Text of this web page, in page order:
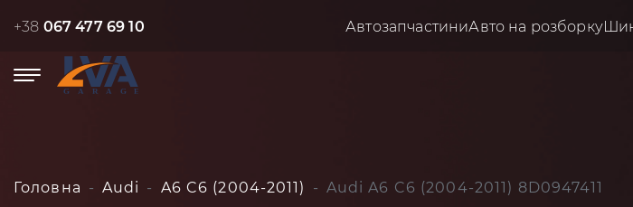
+38 067 477 69 10 АвтозапчастиниАвто на розборку
Головна Audi A6 C6 (2004-2011) Audi A6 C6 (2004-2011) 8D0947411